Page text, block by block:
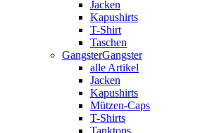
Jacken
Kapushirts
T-Shirt
Taschen
GangsterGangster
alle Artikel
Jacken
Kapushirts
Mützen-Caps
T-Shirts
Tanktops